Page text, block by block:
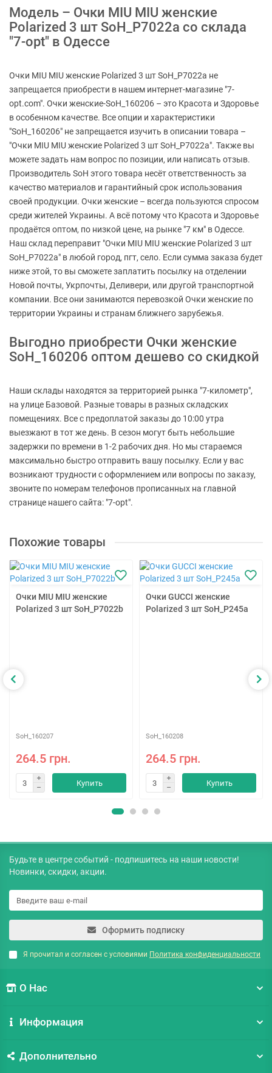
Модель – Очки MIU MIU женские
Polarized 3 шт SoH_P7022a со склада
"7-opt" в Одессе
Очки MIU MIU женские Polarized 3 шт SoH_P7022a не
запрещается приобрести в нашем интернет-магазине "7-
opt.com". Очки женские-SoH_160206 – это Красота и Здоровье
в особенном качестве. Все опции и характеристики
"SoH_160206" не запрещается изучить в описании товара –
"Очки MIU MIU женские Polarized 3 шт SoH_P7022a". Также вы
можете задать нам вопрос по позиции, или написать отзыв.
Производитель SoH этого товара несёт ответственность за
качество материалов и гарантийный срок использования
своей продукции. Очки женские – всегда пользуются спросом
среди жителей Украины. А всё потому что Красота и Здоровье
продаётся оптом, по низкой цене, на рынке "7 км" в Одессе.
Наш склад переправит "Очки MIU MIU женские Polarized 3 шт
SoH_P7022a" в любой город, пгт, село. Если сумма заказа будет
ниже этой, то вы сможете заплатить посылку на отделении
Новой почты, Укрпочты, Деливери, или другой транспортной
компании. Все они занимаются перевозкой Очки женские по
территории Украины и странам ближнего зарубежья.
Выгодно приобрести Очки женские
SoH_160206 оптом дешево со скидкой
Наши склады находятся за территорией рынка "7-километр",
на улице Базовой. Разные товары в разных складских
помещениях. Все с предоплатой заказы до 10:00 утра
выезжают в тот же день. В сезон могут быть небольшие
задержки по времени в 1-2 рабочих дня. Но мы стараемся
максимально быстро отправить вашу посылку. Если у вас
возникают трудности с оформлением или вопросы по заказу,
звоните по номерам телефонов прописанных на главной
странице нашего сайта: "7-opt".
Похожие товары
Очки MIU MIU женские
Polarized 3 шт SoH_P7022b
SoH_160207
264.5 грн.
Купить
Очки GUCCI женские
Polarized 3 шт SoH_P245a
SoH_160208
264.5 грн.
Купить
Будьте в центре событий - подпишитесь на наши новости!
Новинки, скидки, акции.
Оформить подписку
Я прочитал и согласен с условиями Политика конфиденциальности
О Нас
Информация
Дополнительно